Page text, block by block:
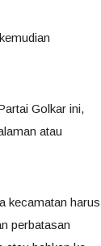
Golkar ini,
atau
kecamatan harus
perbatasan